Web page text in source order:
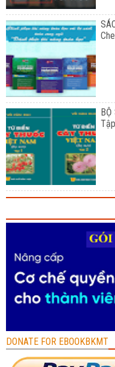
DONATE FOR EBOOKBKMT